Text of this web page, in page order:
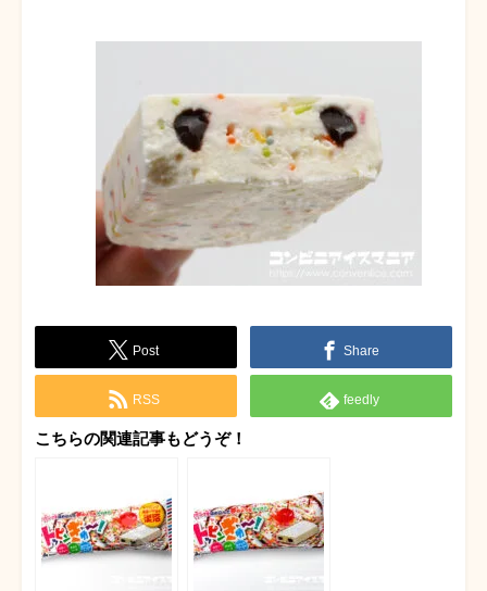
Post Share
RSS feedly
こちらの関連記事もどうぞ！